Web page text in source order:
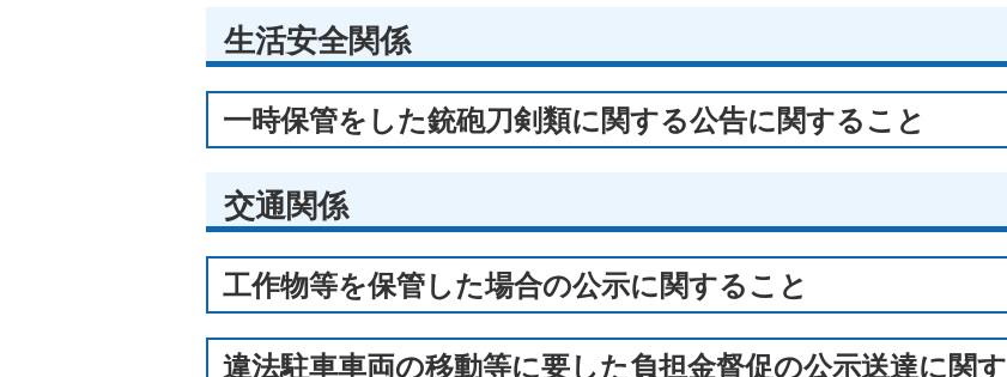
生活安全関係
一時保管をした銃砲刀剣類に関する公告に関すること
交通関係
工作物等を保管した場合の公示に関すること
違法駐車車両の移動等に要した負担金督促の公示送達に関す